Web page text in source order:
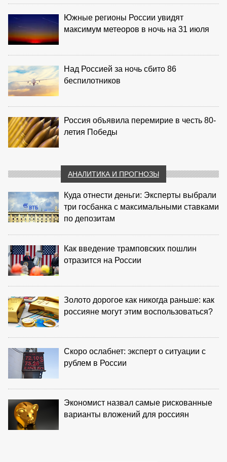
Южные регионы России увидят
максимум метеоров в ночь на 31 июля
Над Россией за ночь сбито 86
беспилотников
Россия объявила перемирие в честь 80-
летия Победы
АНАЛИТИКА И ПРОГНОЗЫ
Куда отнести деньги: Эксперты выбрали
три госбанка с максимальными ставками
по депозитам
Как введение трамповских пошлин
отразится на России
Золото дорогое как никогда раньше: как
россияне могут этим воспользоваться?
Скоро ослабнет: эксперт о ситуации с
рублем в России
Экономист назвал самые рискованные
варианты вложений для россиян